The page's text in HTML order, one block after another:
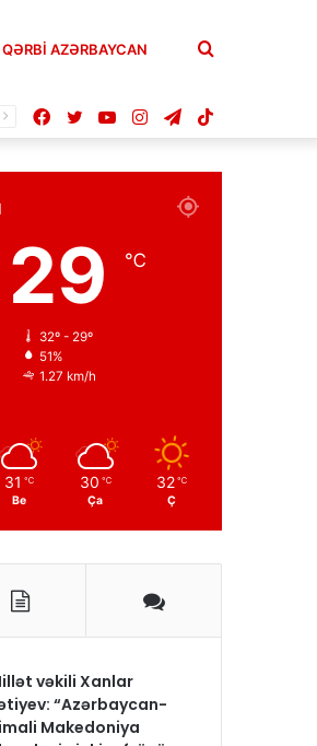
QƏRBİ AZƏRBAYCAN Axtar
Telegram
Instagram
YouTube
Twitter
Facebook
29 ℃
32º - 29º
51%
1.27 km/h
31 ℃
Be
30 ℃
Ça
32 ℃
Ç
vəkili Xanlar
“Azərbaycan-
Makedoniya